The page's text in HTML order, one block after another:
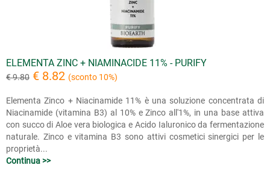
ELEMENTA ZINC + NIAMINACIDE 11% - PURIFY
€ 9.80 € 8.82 (sconto 10%)
Elementa Zinco + Niacinamide 11% è una soluzione concentrata di
Niacinamide (vitamina B3) al 10% e Zinco all'1%, in una base attiva
con succo di Aloe vera biologica e Acido Ialuronico da fermentazione
naturale. Zinco e vitamina B3 sono attivi cosmetici sinergici per le
proprietà...
Continua >>